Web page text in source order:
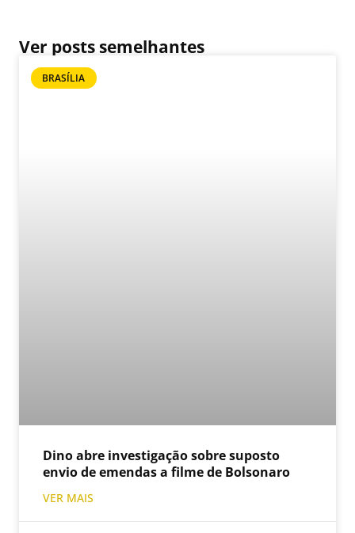
Ver posts semelhantes
BRASÍLIA
Dino abre investigação sobre suposto
envio de emendas a filme de Bolsonaro
VER MAIS